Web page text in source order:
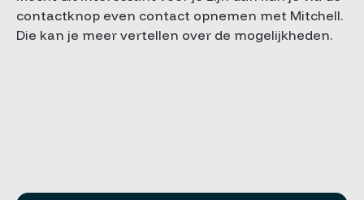
contactknop even contact opnemen met Mitchell.
Die kan je meer vertellen over de mogelijkheden.